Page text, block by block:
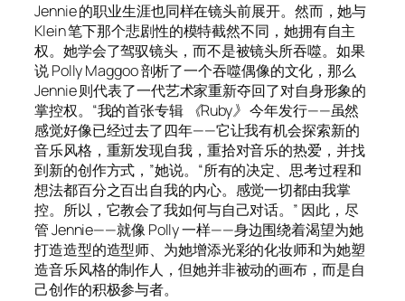
Jennie 的职业生涯也同样在镜头前展开。然而，她与
Klein 笔下那个悲剧性的模特截然不同，她拥有自主
权。她学会了驾驭镜头，而不是被镜头所吞噬。如果
说Polly Maggoo剖析了一个吞噬偶像的文化，那么
Jennie 则代表了一代艺术家重新夺回了对自身形象的
掌控权。“我的首张专辑 《Ruby》 今年发行——虽然
感觉好像已经过去了四年——它让我有机会探索新的
音乐风格，重新发现自我，重拾对音乐的热爱，并找
到新的创作方式，”她说。“所有的决定、思考过程和
想法都百分之百出自我的内心。感觉一切都由我掌
控。所以，它教会了我如何与自己对话。” 因此，尽
管 Jennie——就像 Polly 一样——身边围绕着渴望为她
打造造型的造型师、为她增添光彩的化妆师和为她塑
造音乐风格的制作人，但她并非被动的画布，而是自
己创作的积极参与者。